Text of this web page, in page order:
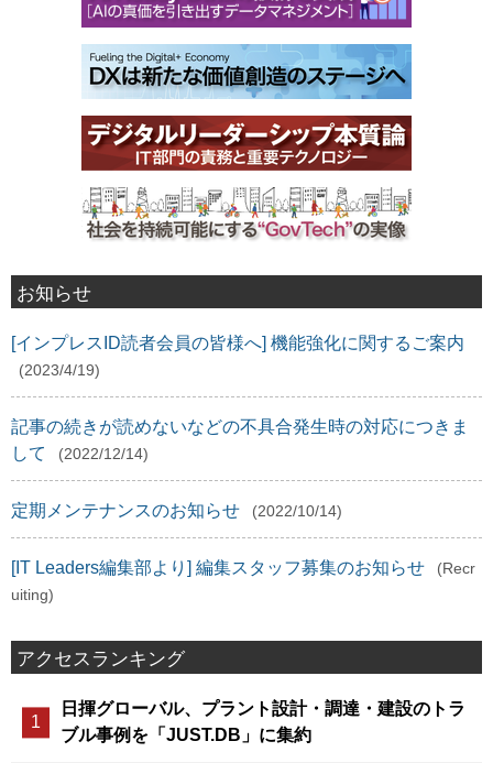
お知らせ
[インプレスID読者会員の皆様へ] 機能強化に関するご案内
(2023/4/19)
記事の続きが読めないなどの不具合発生時の対応につきま
して
(2022/12/14)
定期メンテナンスのお知らせ (2022/10/14)
[IT Leaders編集部より] 編集スタッフ募集のお知らせ
(Recr
uiting)
アクセスランキング
日揮グローバル、プラント設計・調達・建設のトラ
ブル事例を「JUST.DB」に集約